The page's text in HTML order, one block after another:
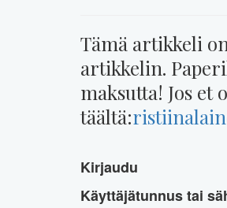
Tämä artikkeli
artikkelin.
maksutta! Jos et
täältä:
Kirjaudu
Käyttäjätunnus tai